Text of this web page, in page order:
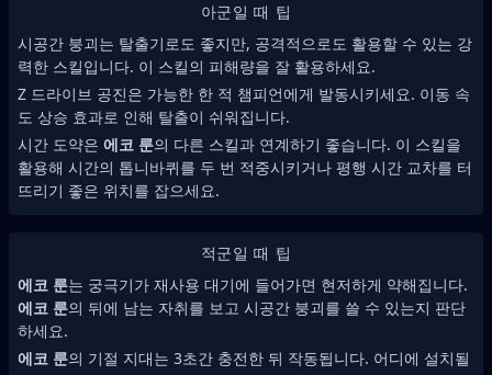
아군일 때 팁
시공간 붕괴는 탈출기로도 좋지만, 공격적으로도 활용할 수 있는 강
력한 스킬입니다. 이 스킬의 피해량을 잘 활용하세요.
Z 드라이브 공진은 가능한 한 적 챔피언에게 발동시키세요. 이동 속
도 상승 효과로 인해 탈출이 쉬워집니다.
시간 도약은 에코 룬의 다른 스킬과 연계하기 좋습니다. 이 스킬을
활용해 시간의 톱니바퀴를 두 번 적중시키거나 평행 시간 교차를 터
뜨리기 좋은 위치를 잡으세요.
적군일 때 팁
에코 룬는 궁극기가 재사용 대기에 들어가면 현저하게 약해집니다.
에코 룬의 뒤에 남는 자취를 보고 시공간 붕괴를 쓸 수 있는지 판단
하세요.
에코 룬의 기절 지대는 3초간 충전한 뒤 작동됩니다. 어디에 설치될